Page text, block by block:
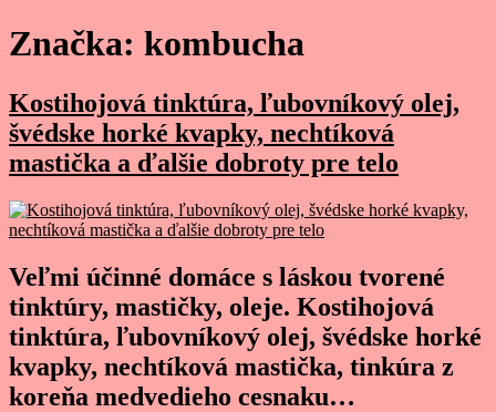
Značka: kombucha
Kostihojová tinktúra, ľubovníkový olej,
švédske horké kvapky, nechtíková
mastička a ďalšie dobroty pre telo
Veľmi účinné domáce s láskou tvorené
tinktúry, mastičky, oleje. Kostihojová
tinktúra, ľubovníkový olej, švédske horké
kvapky, nechtíková mastička, tinkúra z
koreňa medvedieho cesnaku…